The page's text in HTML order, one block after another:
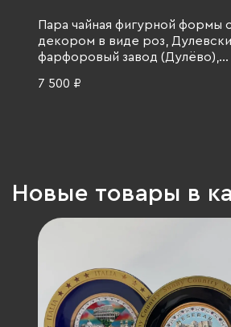
Пара чайная фигурной формы с
декором в виде роз,
фарфоровый завод (Дулёво),
7 500 ₽
Новые товары в